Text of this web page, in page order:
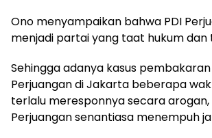
Ono menyampaikan bahwa PDI
menjadi partai yang taat hukum dan
Sehingga adanya kasus
Perjuangan di Jakarta beberapa
terlalu meresponnya secara arogan,
Perjuangan senantiasa menempuh